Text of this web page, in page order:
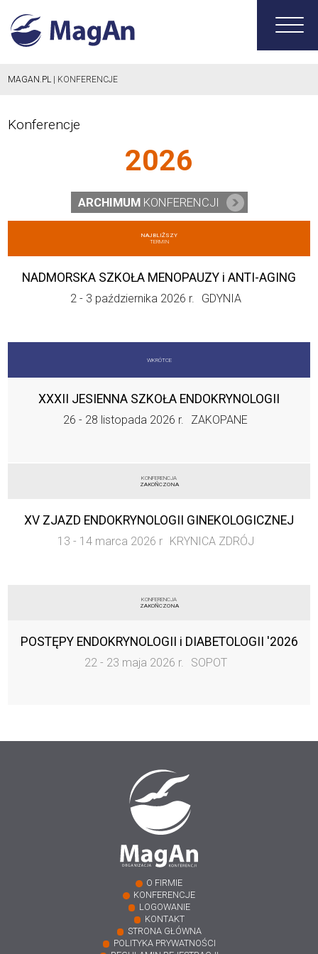
MAGAN.PL | KONFERENCJE
Konferencje
2026
ARCHIMUMKONFERENCJI
WKRÓTCE
XXXII JESIENNA SZKOŁA ENDOKRYNOLOGII
26 - 28 listopada 2026 r. ZAKOPANE
NAJBLIŻSZY
TERMIN
NADMORSKA SZKOŁA MENOPAUZY i ANTI-AGING
2 - 3 października 2026 r. GDYNIA
KONFERENCJA
ZAKOŃCZONA
POSTĘPY ENDOKRYNOLOGII i DIABETOLOGII '2026
22 - 23 maja 2026 r. SOPOT
KONFERENCJA
ZAKOŃCZONA
XV ZJAZD ENDOKRYNOLOGII GINEKOLOGICZNEJ
13 - 14 marca 2026 r KRYNICA ZDRÓJ
O FIRMIE
KONFERENCJE
LOGOWANIE
KONTAKT
STRONA GŁÓWNA
POLITYKA PRYWATNOŚCI